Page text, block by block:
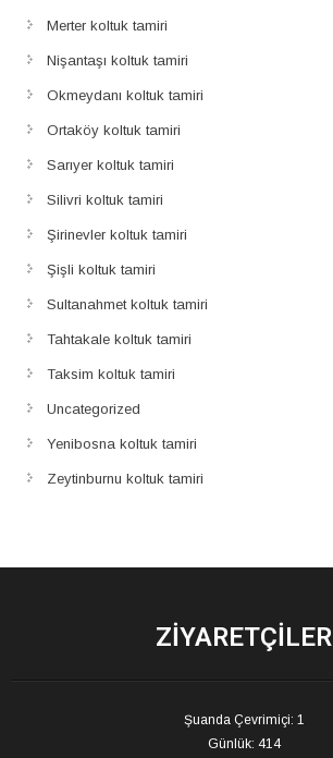
Merter koltuk tamiri
Nişantaşı koltuk tamiri
Okmeydanı koltuk tamiri
Ortaköy koltuk tamiri
Sarıyer koltuk tamiri
Silivri koltuk tamiri
Şirinevler koltuk tamiri
Şişli koltuk tamiri
Sultanahmet koltuk tamiri
Tahtakale koltuk tamiri
Taksim koltuk tamiri
Uncategorized
Yenibosna koltuk tamiri
Zeytinburnu koltuk tamiri
ZIYARETÇILER
Şuanda Çevrimiçi: 1
Günlük: 414